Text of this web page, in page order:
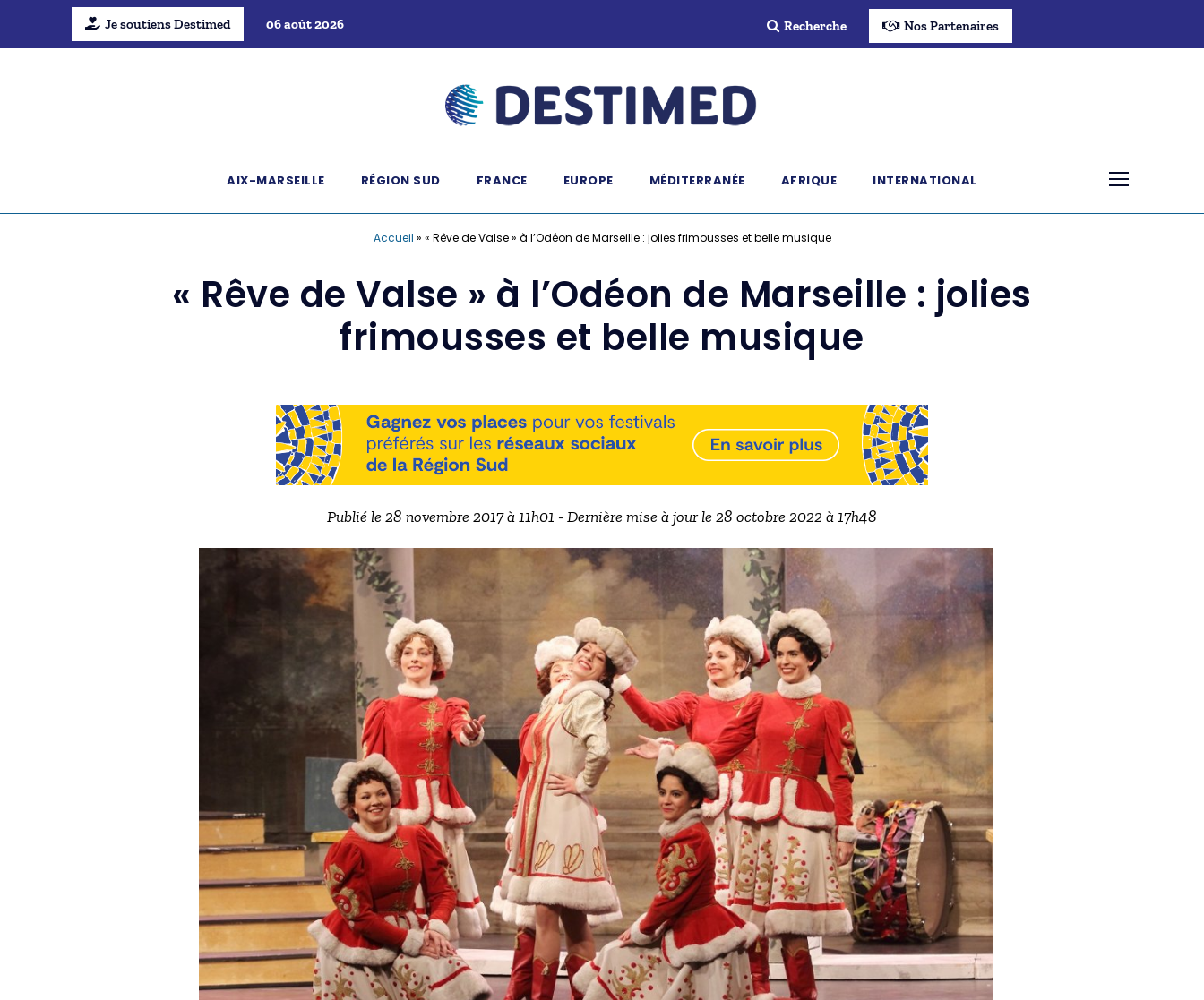
Je soutiens Destimed 06 août 2026 Recherche Nos Partenaires
AIX-MARSEILLE RÉGION SUD FRANCE EUROPE MÉDITERRANÉE AFRIQUE INTERNATIONAL
Accueil » « Rêve de Valse » à l’Odéon de Marseille : jolies frimousses et belle musique
« Rêve de Valse » à l’Odéon de Marseille : jolies
frimousses et belle musique
Publié le 28 novembre 2017 à 11h01 - Dernière mise à jour le 28 octobre 2022 à 17h48